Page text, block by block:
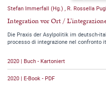
Stefan Immerfall (Hg.) , R. Rossella
Integration vor Ort /
Die Praxis der Asylpolitik im deutsch-
processo di integrazione nel confronto
2020 | Buch - Kartoniert
2020 | E-Book - PDF